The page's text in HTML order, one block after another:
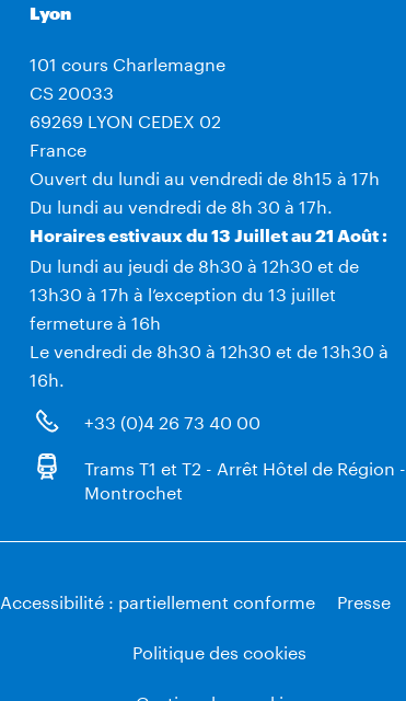
Lyon
101 cours Charlemagne
CS 20033
69269 LYON CEDEX 02
France
Ouvert du lundi au vendredi de 8h15 à 17h
Du lundi au vendredi de 8h 30 à 17h.
Horaires estivaux du 13 Juillet au 21 Août :
Du lundi au jeudi de 8h30 à 12h30 et de
13h30 à 17h à l’exception du 13 juillet
fermeture à 16h
Le vendredi de 8h30 à 12h30 et de 13h30 à
16h.
+33 (0)4 26 73 40 00
Trams T1 et T2 - Arrêt Hôtel de Région -
Montrochet
Accessibilité : partiellement conforme Presse
Politique des cookies